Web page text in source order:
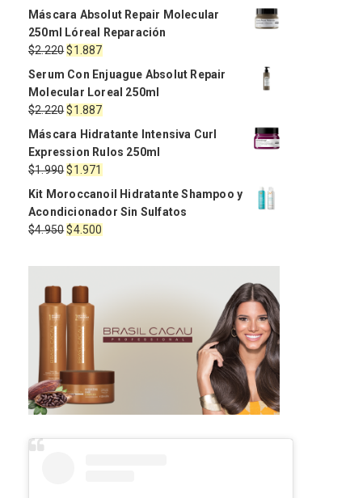
precio
original
era:
$2.220.
precio
actual
es:
$1.998.
Máscara Absolut Repair Molecular
250ml Lóreal Reparación
$2.220El
precio
original
era:
$2.220.
$1.887El
precio
actual
es:
$1.887.
Serum Con Enjuague Absolut Repair
Molecular Loreal 250ml
$2.220El
precio
original
era:
$2.220.
$1.887El
actual
es:
$1.887.
Máscara Hidratante Intensiva Curl
Expression Rulos 250ml
$1.990El
original
era:
$1.990.
$1.971
precio
actual
es:
$1.971.
Kit Moroccanoil Hidratante Shampoo y
Acondicionador Sin Sulfatos
$4.950El
original
$4.950.
$4.500
actual